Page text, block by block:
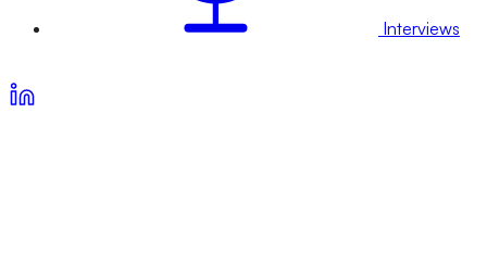
Interviews